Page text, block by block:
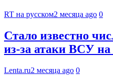
RT на русском2 месяца ago 0
Стало известно
из-за атаки ВСУ на
Lenta.ru2 месяца ago 0